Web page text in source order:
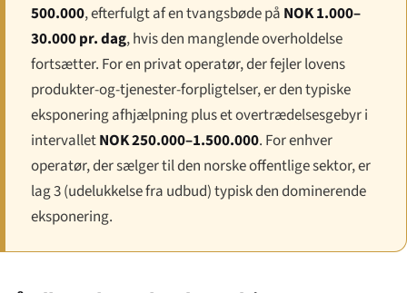
500.000, efterfulgt af en tvangsbøde på NOK 1.000–
30.000 pr. dag, hvis den manglende overholdelse
fortsætter. For en privat operatør, der fejler lovens
produkter-og-tjenester-forpligtelser, er den typiske
eksponering afhjælpning plus et overtrædelsesgebyr i
intervalletNOK 250.000–1.500.000. For enhver
operatør, der sælger til den norske offentlige sektor, er
lag 3 (udelukkelse fra udbud) typisk den dominerende
eksponering.